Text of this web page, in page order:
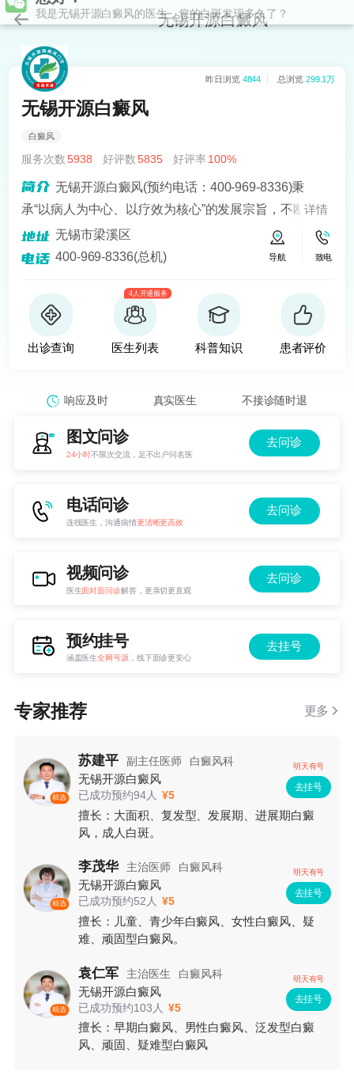
我是无锡开源白癜风的医生，您的白斑发现多久了？
无锡开源白癜风
昨日浏览 4844 总浏览 299.1万
无锡开源白癜风
白癜风
服务次数 5938 好评数 5835 好评率 100%
无锡开源白癜风(预约电话：400-969-8336)秉
承“以病人为中心、以疗效为核心”的发展宗旨，不断引进
人才、设备，立志以优质化的服务品质和医疗水平倾力
打造白癜风治疗品牌。
详情
无锡市梁溪区
400-969-8336(总机)
导航 致电
出诊查询
4人开通服务
医生列表 科普知识 患者评价
响应及时 真实医生 不接诊随时退
图文问诊
24小时不限次交流，足不出户问名医
去问诊
电话问诊
连线医生，沟通病情更清晰更高效
去问诊
视频问诊
医生面对面问诊解答，更亲切更直观
去问诊
预约挂号
涵盖医生全网号源，线下面诊更安心
去挂号
专家推荐 更多
精选
苏建平 副主任医师 白癜风科
无锡开源白癜风
已成功预约94人 ¥5
明天有号
去挂号
擅长：大面积、复发型、发展期、进展期白癜
风，成人白斑。
精选
李茂华 主治医师 白癜风科
无锡开源白癜风
已成功预约52人 ¥5
明天有号
去挂号
擅长：儿童、青少年白癜风、女性白癜风、疑
难、顽固型白癜风。
精选
袁仁军 主治医生 白癜风科
无锡开源白癜风
已成功预约103人 ¥5
明天有号
去挂号
擅长：早期白癜风、男性白癜风、泛发型白癜
风、顽固、疑难型白癜风